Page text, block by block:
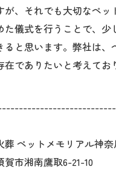
が、それでも大切なペッ
た儀式を行うことで、少
ると思います。弊社は、
在でありたいと考えてお
葬 ペットメモリアル神奈
市湘南鷹取6-21-10